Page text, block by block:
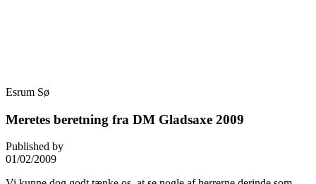
Esrum Sø
Meretes beretning fra DM Gladsaxe 2009
Published by
01/02/2009